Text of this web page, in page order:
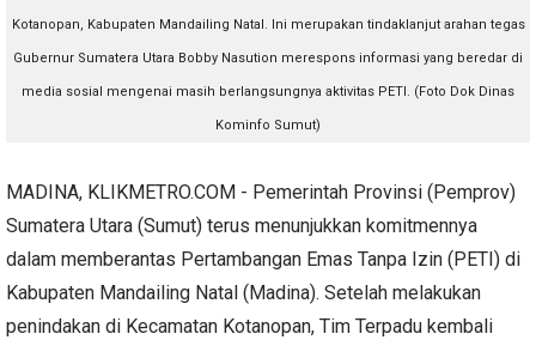
Kotanopan, Kabupaten Mandailing Natal. Ini merupakan tindaklanjut arahan tegas
Gubernur Sumatera Utara Bobby Nasution merespons informasi yang beredar di
media sosial mengenai masih berlangsungnya aktivitas PETI. (Foto Dok Dinas
Kominfo Sumut)
MADINA, KLIKMETRO.COM - Pemerintah Provinsi (Pemprov)
Sumatera Utara (Sumut) terus menunjukkan komitmennya
dalam memberantas Pertambangan Emas Tanpa Izin (PETI) di
Kabupaten Mandailing Natal (Madina). Setelah melakukan
penindakan di Kecamatan Kotanopan, Tim Terpadu kembali